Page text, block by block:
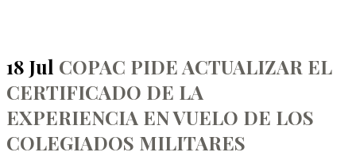
DE LOS COLEGIADOS
MILITARES
18 Jul COPAC PIDE ACTUALIZAR EL
CERTIFICADO DE LA
EXPERIENCIA EN VUELO DE LOS
COLEGIADOS MILITARES